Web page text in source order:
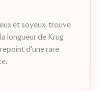
et soyeux, trouve
longueur de Krug
d'une rare